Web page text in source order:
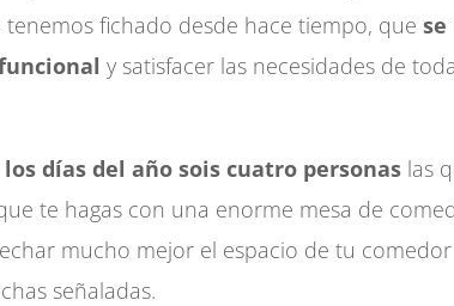
fichado desde hace tiempo, quese
y satisfacer las necesidades de
los días del año sois cuatro personas las
te hagas con una enorme mesa de
mucho mejor el espacio de tu
señaladas.